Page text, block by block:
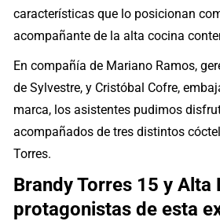
características que lo posicionan
acompañante de la alta cocina
En compañía de Mariano Ramos,
de Sylvestre, y Cristóbal Cofre,
marca, los asistentes pudimos
acompañados de tres distintos
Torres.
Brandy Torres 15 y Alta
protagonistas de esta